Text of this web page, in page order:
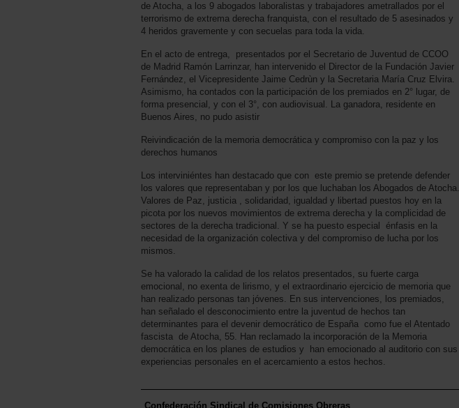
de Atocha, a los 9 abogados laboralistas y trabajadores ametrallados por el
terrorismo de extrema derecha franquista, con el resultado de 5 asesinados y
4 heridos gravemente y con secuelas para toda la vida.
En el acto de entrega, presentados por el Secretario de Juventud de CCOO
de Madrid Ramón Larrinzar, han intervenido el Director de la Fundación Javier
Fernández, el Vicepresidente Jaime Cedrùn y la Secretaria María Cruz Elvira.
Asimismo, ha contados con la participación de los premiados en 2° lugar, de
forma presencial, y con el 3°, con audiovisual. La ganadora, residente en
Buenos Aires, no pudo asistir
Reivindicación de la memoria democrática y compromiso con la paz y los
derechos humanos
Los interviniéntes han destacado que con este premio se pretende defender
los valores que representaban y por los que luchaban los Abogados de Atocha.
Valores de Paz, justicia , solidaridad, igualdad y libertad puestos hoy en la
picota por los nuevos movimientos de extrema derecha y la complicidad de
sectores de la derecha tradicional. Y se ha puesto especial énfasis en la
necesidad de la organización colectiva y del compromiso de lucha por los
mismos.
Se ha valorado la calidad de los relatos presentados, su fuerte carga
emocional, no exenta de lirismo, y el extraordinario ejercicio de memoria que
han realizado personas tan jóvenes. En sus intervenciones, los premiados,
han señalado el desconocimiento entre la juventud de hechos tan
determinantes para el devenir democrático de España como fue el Atentado
fascista de Atocha, 55. Han reclamado la incorporación de la Memoria
democrática en los planes de estudios y han emocionado al auditorio con sus
experiencias personales en el acercamiento a estos hechos.
Confederación Sindical de Comisiones Obreras